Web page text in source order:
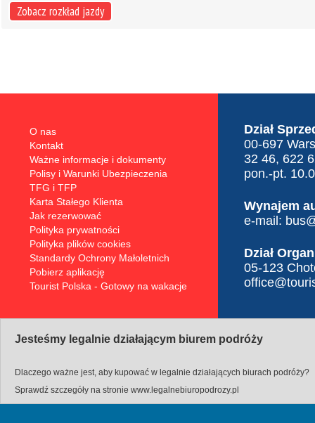
Zobacz rozkład jazdy
O nas
Kontakt
Ważne informacje i dokumenty
Polisy i Warunki Ubezpieczenia
TFG i TFP
Karta Stałego Klienta
Jak rezerwować
Polityka prywatności
Polityka plików cookies
Standardy Ochrony Małoletnich
Pobierz aplikację
Tourist Polska - Gotowy na wakacje
Dział
00-697
32 46, 622
pon.-pt.
Wynajem
e-mail:
Dział
05-123
Jesteśmy legalnie działającym biurem podróży
Dlaczego ważne jest, aby kupować w legalnie działających biurach podróży?
Sprawdź szczegóły na stronie www.legalnebiuropodrozy.pl